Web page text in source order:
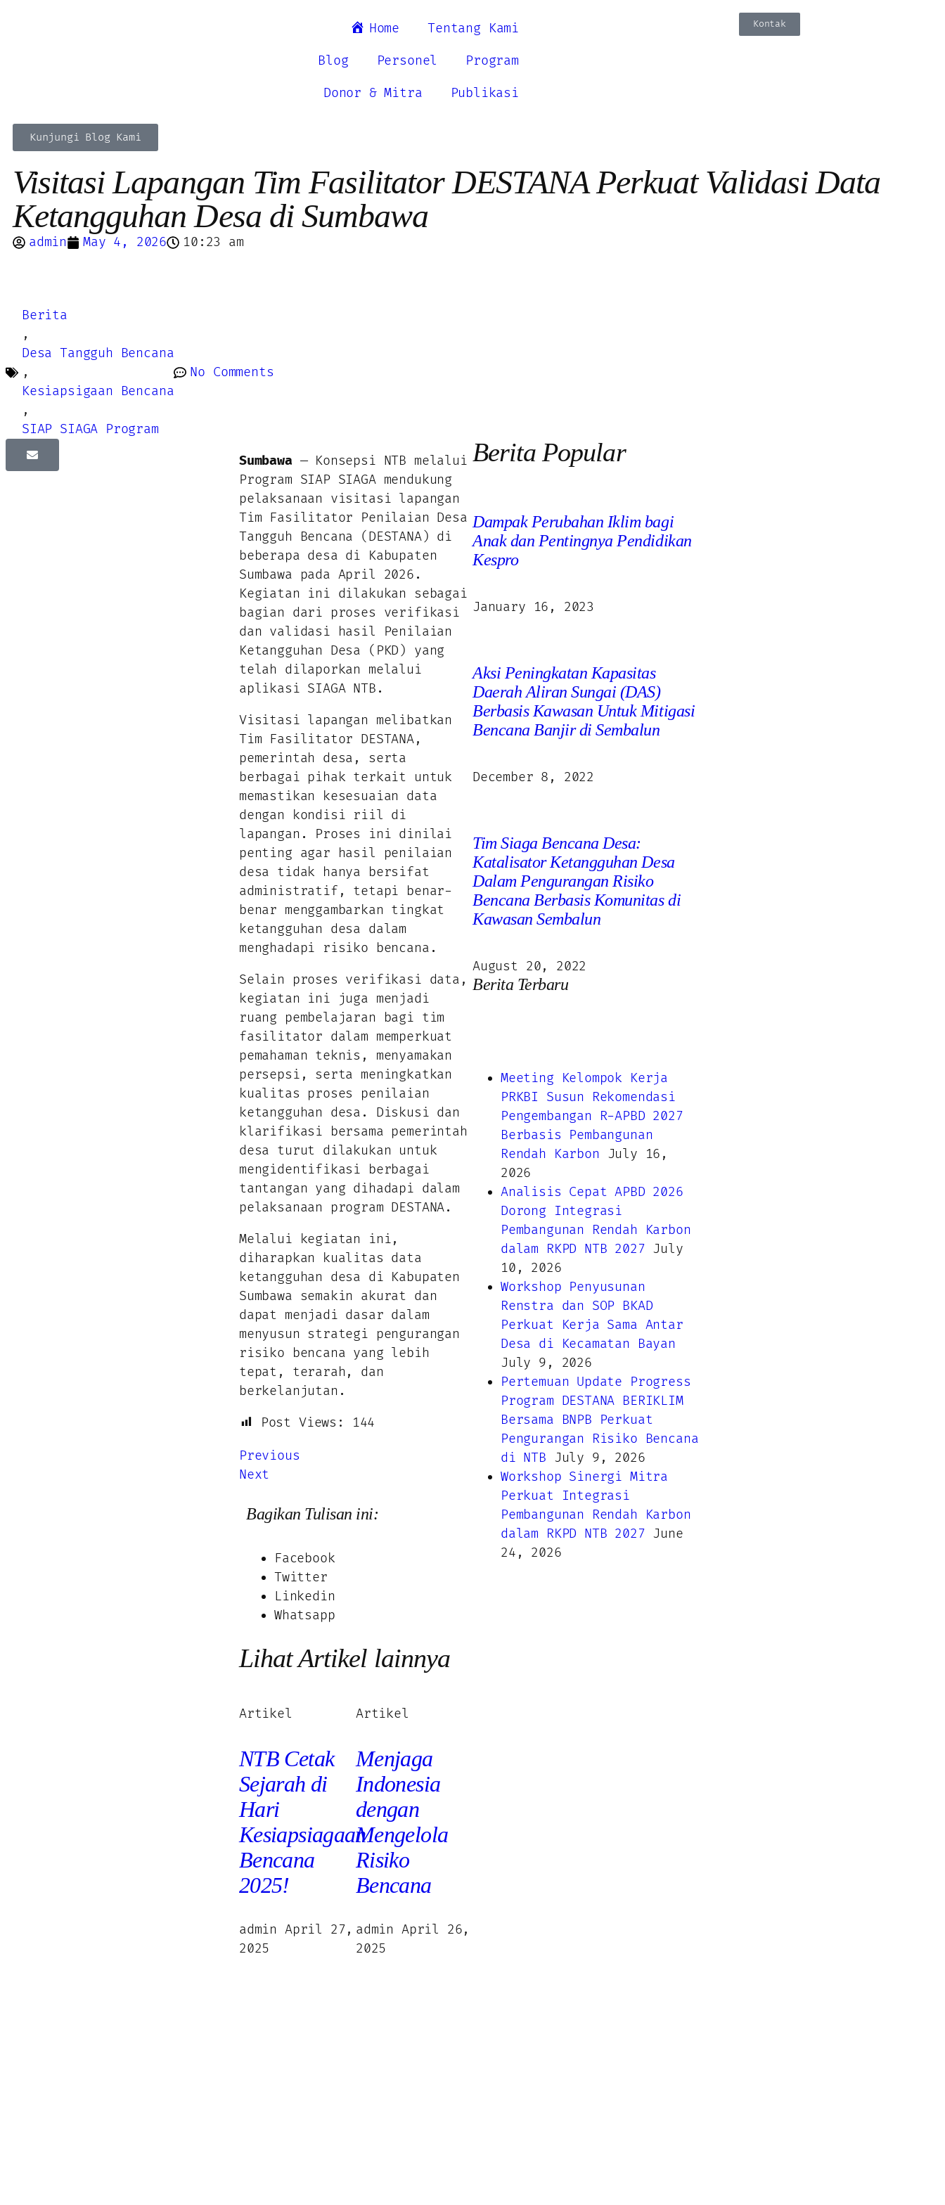
Home
Tentang Kami
Blog
Personel
Program
Donor & Mitra
Publikasi
Kontak
Kunjungi Blog Kami
Visitasi Lapangan Tim Fasilitator DESTANA Perkuat Validasi Data
Ketangguhan Desa di Sumbawa
admin May 4, 2026 10:23 am
Berita
,
Desa Tangguh Bencana
,
Kesiapsigaan Bencana
,
SIAP SIAGA Program
No Comments
Sumbawa — Konsepsi NTB melalui
Program SIAP SIAGA mendukung
pelaksanaan visitasi lapangan
Tim Fasilitator Penilaian Desa
Tangguh Bencana (DESTANA) di
beberapa desa di Kabupaten
Sumbawa pada April 2026.
Kegiatan ini dilakukan sebagai
bagian dari proses verifikasi
dan validasi hasil Penilaian
Ketangguhan Desa (PKD) yang
telah dilaporkan melalui
aplikasi SIAGA NTB.
Visitasi lapangan melibatkan
Tim Fasilitator DESTANA,
pemerintah desa, serta
berbagai pihak terkait untuk
memastikan kesesuaian data
dengan kondisi riil di
lapangan. Proses ini dinilai
penting agar hasil penilaian
desa tidak hanya bersifat
administratif, tetapi benar-
benar menggambarkan tingkat
ketangguhan desa dalam
menghadapi risiko bencana.
Selain proses verifikasi data,
kegiatan ini juga menjadi
ruang pembelajaran bagi tim
fasilitator dalam memperkuat
pemahaman teknis, menyamakan
persepsi, serta meningkatkan
kualitas proses penilaian
ketangguhan desa. Diskusi dan
klarifikasi bersama pemerintah
desa turut dilakukan untuk
mengidentifikasi berbagai
tantangan yang dihadapi dalam
pelaksanaan program DESTANA.
Melalui kegiatan ini,
diharapkan kualitas data
ketangguhan desa di Kabupaten
Sumbawa semakin akurat dan
dapat menjadi dasar dalam
menyusun strategi pengurangan
risiko bencana yang lebih
tepat, terarah, dan
berkelanjutan.
Post Views:
144
Previous
Next
Bagikan Tulisan ini:
Facebook
Twitter
Linkedin
Whatsapp
Lihat Artikel lainnya
Artikel
NTB Cetak
Sejarah di
Hari
Kesiapsiagaan
Bencana
2025!
admin April 27,
2025
Artikel
Menjaga
Indonesia
dengan
Mengelola
Risiko
Bencana
admin April 26,
2025
Berita Popular
Dampak Perubahan Iklim bagi
Anak dan Pentingnya Pendidikan
Kespro
January 16, 2023
Aksi Peningkatan Kapasitas
Daerah Aliran Sungai (DAS)
Berbasis Kawasan Untuk Mitigasi
Bencana Banjir di Sembalun
December 8, 2022
Tim Siaga Bencana Desa:
Katalisator Ketangguhan Desa
Dalam Pengurangan Risiko
Bencana Berbasis Komunitas di
Kawasan Sembalun
August 20, 2022
Berita Terbaru
Meeting Kelompok Kerja
PRKBI Susun Rekomendasi
Pengembangan R-APBD 2027
Berbasis Pembangunan
Rendah Karbon
July 16,
2026
Analisis Cepat APBD 2026
Dorong Integrasi
Pembangunan Rendah Karbon
dalam RKPD NTB 2027 July
10, 2026
Workshop Penyusunan
Renstra dan SOP BKAD
Perkuat Kerja Sama Antar
Desa di Kecamatan Bayan
July 9, 2026
Pertemuan Update Progress
Program DESTANA BERIKLIM
Bersama BNPB Perkuat
Pengurangan Risiko Bencana
di NTB July 9, 2026
Workshop Sinergi Mitra
Perkuat Integrasi
Pembangunan Rendah Karbon
dalam RKPD NTB 2027 June
24, 2026